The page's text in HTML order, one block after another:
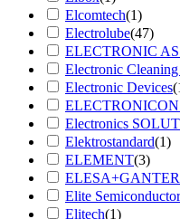
Elcomtech(1)
Electrolube(47)
ELECTRONIC
Electronic
Electronic Devices
ELECTRONICON
Electronics
Elektrostandard(1)
ELEMENT(3)
ELESA+GANTER
Elite
Elitech(1)